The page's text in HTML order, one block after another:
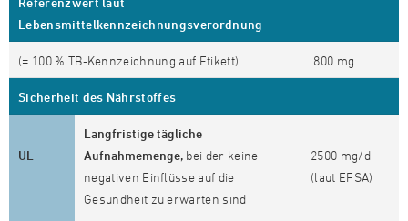
Lebensmittelkennzeichnungsverordnung
(= 100 % TB-Kennzeichnung auf Etikett) 800 mg
Sicherheit des Nährstoffes
UL
Langfristige tägliche
Aufnahmemenge, bei der keine
negativen Einflüsse auf die
Gesundheit zu erwarten sind
2500 mg/d
(laut EFSA)